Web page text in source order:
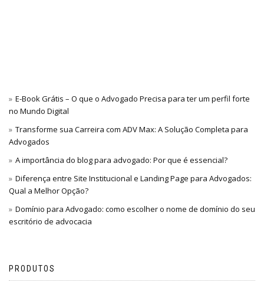
E-Book Grátis – O que o Advogado Precisa para ter um perfil forte
no Mundo Digital
Transforme sua Carreira com ADV Max: A Solução Completa para
Advogados
A importância do blog para advogado: Por que é essencial?
Diferença entre Site Institucional e Landing Page para Advogados:
Qual a Melhor Opção?
Domínio para Advogado: como escolher o nome de domínio do seu
escritório de advocacia
PRODUTOS